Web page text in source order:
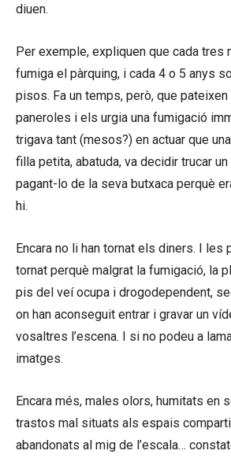
diuen.
Per exemple, expliquen que cada tres
fumiga el pàrquing, i cada 4 o 5 anys
pisos. Fa un temps, però, que pateixen
paneroles i els urgia una fumigació
trigava tant (mesos?) en actuar que
filla petita, abatuda, va decidir trucar
pagant-lo de la seva butxaca perquè
hi.
Encara no li han tornat els diners. I les
tornat perquè malgrat la fumigació, la
pis del veí ocupa i drogodependent,
on han aconseguit entrar i gravar un
vosaltres l’escena. I si no podeu a
imatges.
Encara més, males olors, humitats en
trastos mal situats als espais
abandonats al mig de l’escala…